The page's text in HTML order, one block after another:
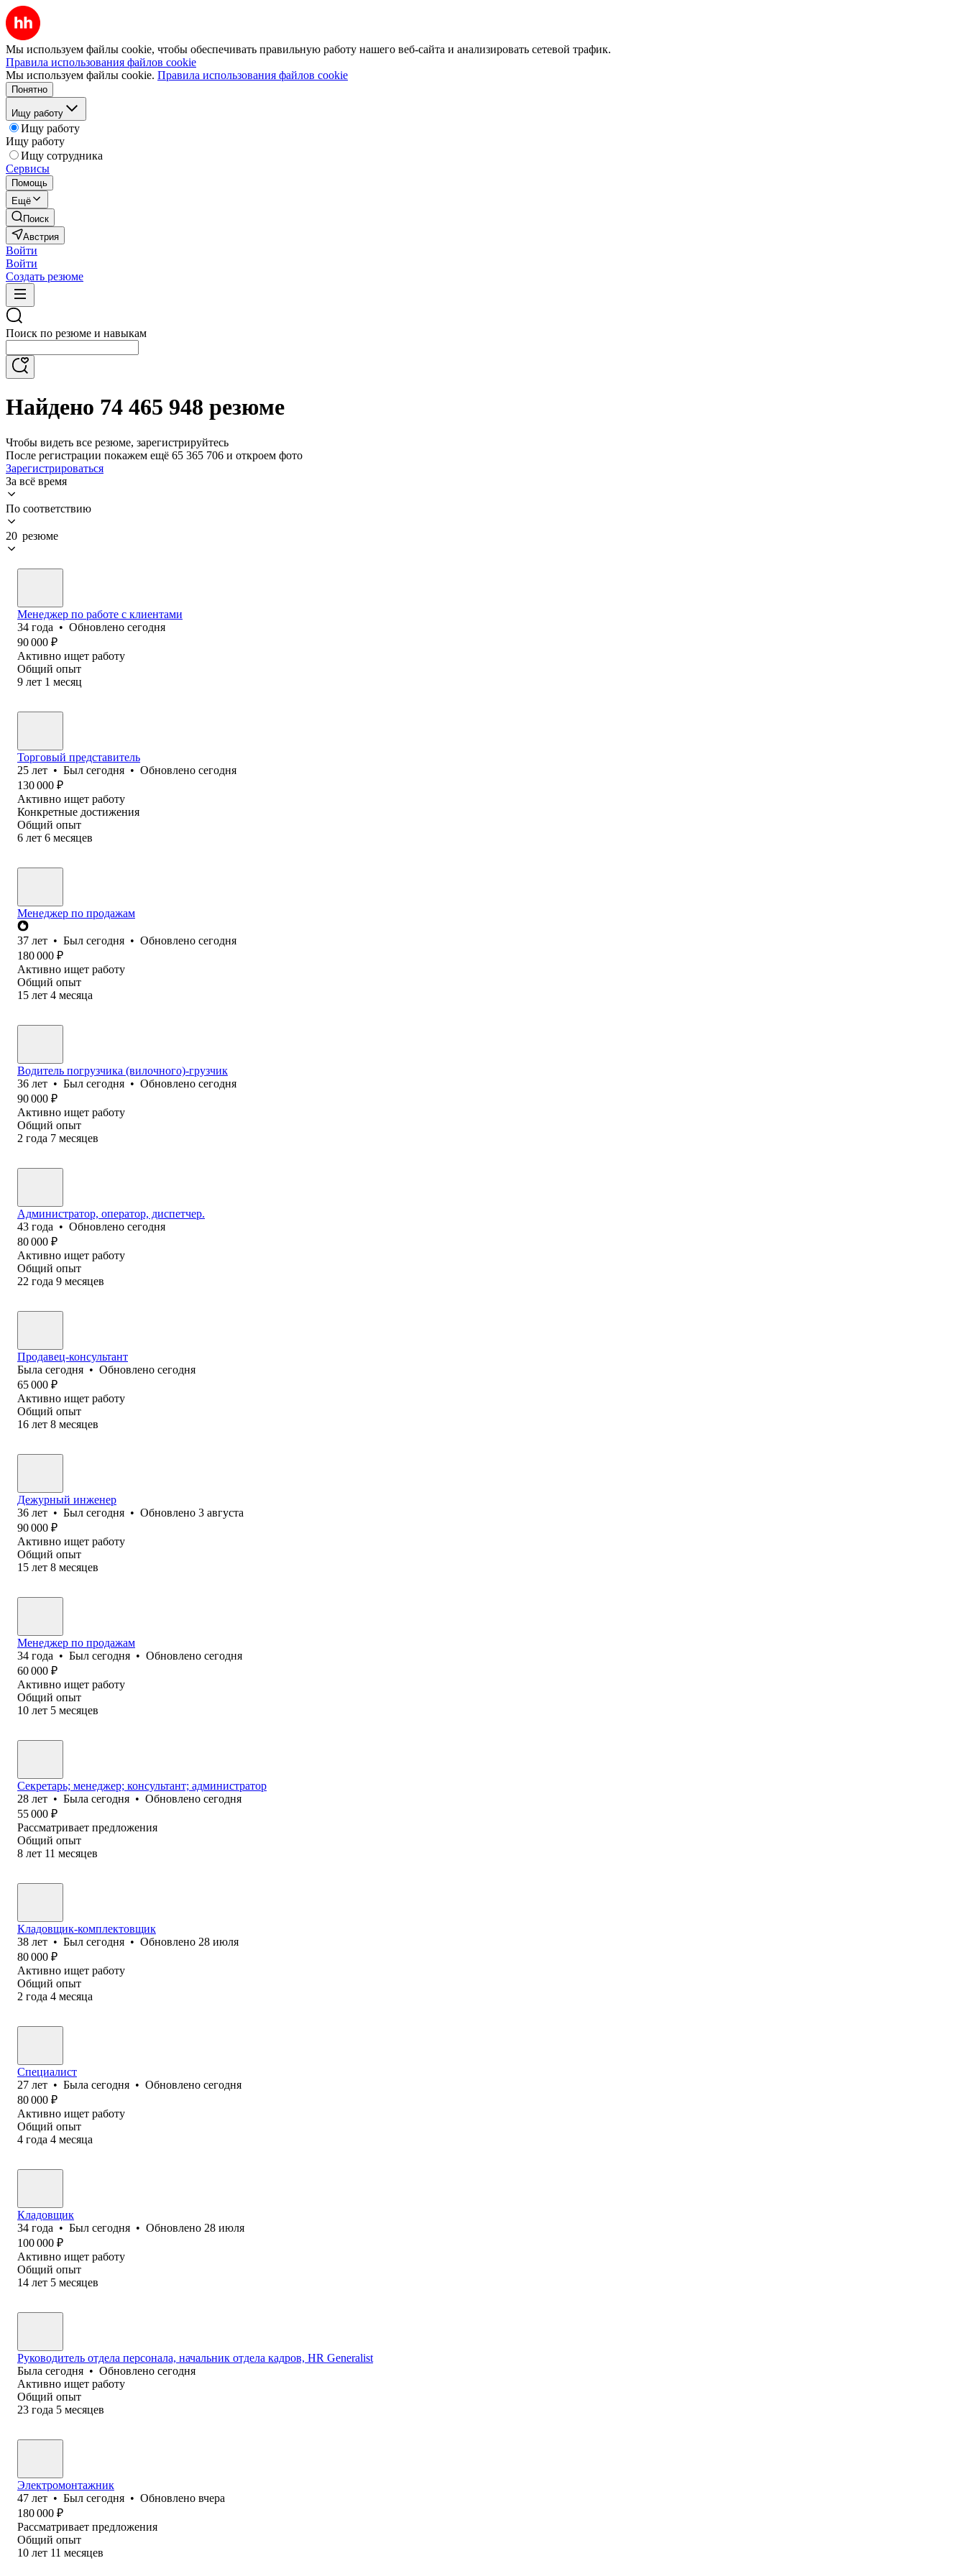
Мы используем файлы cookie, чтобы обеспечивать правильную работу нашего веб-сайта и анализировать сетевой трафик.
Правила использования файлов cookie
Мы используем файлы cookie. Правила использования файлов cookie
Понятно
Ищу работу
Ищу работу
Ищу работу
Ищу сотрудника
Сервисы
Помощь
Ещё
Поиск
Австрия
Войти
Войти
Создать резюме
Поиск по резюме и навыкам
Найдено 74 465 948 резюме
Чтобы видеть все резюме, зарегистрируйтесь
После регистрации покажем ещё 65 365 706 и откроем фото
Зарегистрироваться
За всё время
По соответствию
20 резюме
Менеджер по работе с клиентами
34 года • Обновлено сегодня
90 000 ₽
Активно ищет работу
Общий опыт
9 лет 1 месяц
Торговый представитель
25 лет • Был сегодня • Обновлено сегодня
130 000 ₽
Активно ищет работу
Конкретные достижения
Общий опыт
6 лет 6 месяцев
Менеджер по продажам
37 лет • Был сегодня • Обновлено сегодня
180 000 ₽
Активно ищет работу
Общий опыт
15 лет 4 месяца
Водитель погрузчика (вилочного)-грузчик
36 лет • Был сегодня • Обновлено сегодня
90 000 ₽
Активно ищет работу
Общий опыт
2 года 7 месяцев
Администратор, оператор, диспетчер.
43 года • Обновлено сегодня
80 000 ₽
Активно ищет работу
Общий опыт
22 года 9 месяцев
Продавец-консультант
Была сегодня • Обновлено сегодня
65 000 ₽
Активно ищет работу
Общий опыт
16 лет 8 месяцев
Дежурный инженер
36 лет • Был сегодня • Обновлено 3 августа
90 000 ₽
Активно ищет работу
Общий опыт
15 лет 8 месяцев
Менеджер по продажам
34 года • Был сегодня • Обновлено сегодня
60 000 ₽
Активно ищет работу
Общий опыт
10 лет 5 месяцев
Секретарь; менеджер; консультант; администратор
28 лет • Была сегодня • Обновлено сегодня
55 000 ₽
Рассматривает предложения
Общий опыт
8 лет 11 месяцев
Кладовщик-комплектовщик
38 лет • Был сегодня • Обновлено 28 июля
80 000 ₽
Активно ищет работу
Общий опыт
2 года 4 месяца
Специалист
27 лет • Была сегодня • Обновлено сегодня
80 000 ₽
Активно ищет работу
Общий опыт
4 года 4 месяца
Кладовщик
34 года • Был сегодня • Обновлено 28 июля
100 000 ₽
Активно ищет работу
Общий опыт
14 лет 5 месяцев
Руководитель отдела персонала, начальник отдела кадров, HR Generalist
Была сегодня • Обновлено сегодня
Активно ищет работу
Общий опыт
23 года 5 месяцев
Электромонтажник
47 лет • Был сегодня • Обновлено вчера
180 000 ₽
Рассматривает предложения
Общий опыт
10 лет 11 месяцев